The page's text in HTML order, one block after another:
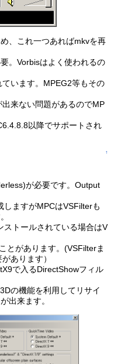
、これ一つあればmkvを再
。Vorbisはよく使われるの
います。MPEG2等もその
来ない問題があるのでMP
以降でサポートされ
↑
が必要です。Output
ますがMPCはVSFilterも
トールされている場合はV
とがあります。(VSFilterま
あります）
で入るDirectShowフィル
の機能を利用してリサイ
出来ます。